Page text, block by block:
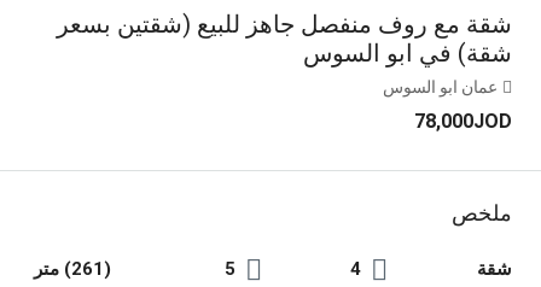
شقة مع روف منفصل جاهز للبيع (شقتين بسعر
شقة) في ابو السوس
عمان ابو السوس
78,000JOD
ملخص
شقة
4
5
(261) متر